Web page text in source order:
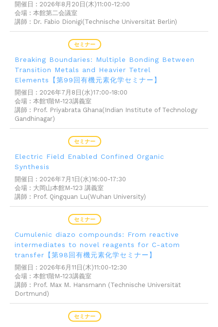
開催日 : 2026年8⽉20⽇(⽊)11:00-12:00
会場 : 本館第⼆会議室
講師 : Dr. Fabio Dionigi(Technische Universität Berlin)
Breaking Boundaries: Multiple Bonding Between
Transition Metals and Heavier Tetrel
Elements【第99回有機元素化学セミナー】
開催日 : 2026年7月8日(水)17:00-18:00
会場 : 本館1階M-123講義室
講師 : Prof. Priyabrata Ghana(Indian Institute of Technology
Gandhinagar)
セミナー
Electric Field Enabled Confined Organic
Synthesis
開催日 : 2026年7月1日(水)16:00-17:30
会場 : 大岡山本館M-123 講義室
講師 : Prof. Qingquan Lu(Wuhan University)
セミナー
Cumulenic diazo compounds: From reactive
intermediates to novel reagents for C-atom
transfer【第98回有機元素化学セミナー】
開催日 : 2026年6月11日(木)11:00-12:30
会場 : 本館1階M-123講義室
講師 : Prof. Max M. Hansmann (Technische Universität
Dortmund)
セミナー
セミナー